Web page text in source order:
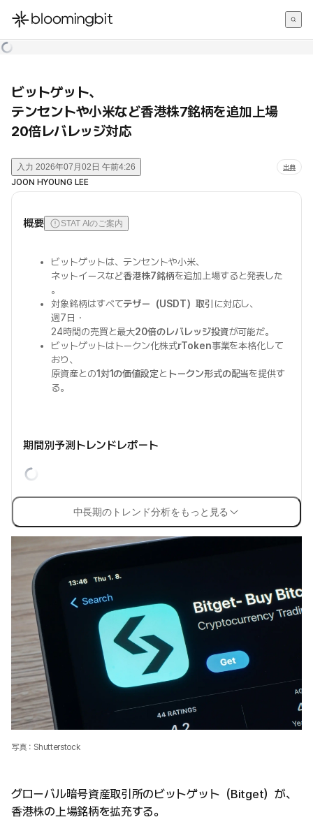
한국어
ビットゲット、
テンセントや小米など香港株7銘柄を追加上場
20倍レバレッジ対応
入力 2026年07月02日 午前4:26 出典
JOON HYOUNG LEE
概要 STAT AIのご案内
ビットゲットは、テンセントや小米、
ネットイースなど香港株7銘柄を追加上場すると発表した
。
対象銘柄はすべてテザー（USDT）取引 に対応し、
週7日・
24時間の売買と最大20倍のレバレッジ投資が可能だ。
ビットゲットはトークン化株式rToken事業を本格化して
おり、
原資産との1対1の価値設定と トークン形式の配当を提供す
る。
期間別予測トレンドレポート
中長期のトレンド分析をもっと見る
写真：Shutterstock
グローバル暗号資産取引所のビットゲット（Bitget）が、
香港株の上場銘柄を拡充する。